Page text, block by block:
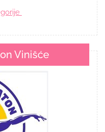
Vinišće